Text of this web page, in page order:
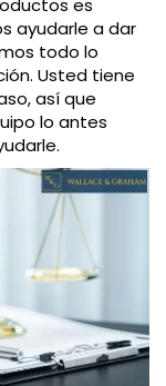
es
ayudarle a dar
todo lo
Usted tiene
así que
lo antes